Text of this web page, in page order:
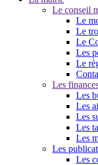
Le conseil
Le
Le
Le
Les
Le
Les
Les
Les
Les
Les
Les
Les
Les